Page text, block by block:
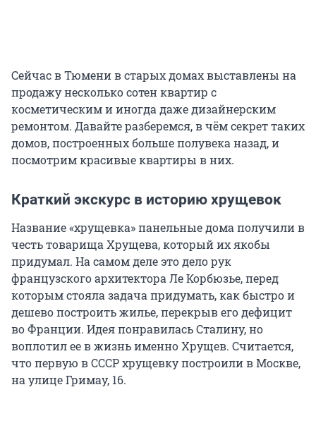
Сейчас в Тюмени в старых домах выставлены на
продажу несколько сотен квартир с
косметическим и иногда даже дизайнерским
ремонтом. Давайте разберемся, в чём секрет таких
домов, построенных больше полувека назад, и
посмотрим красивые квартиры в них.
Краткий экскурс в историю хрущевок
Название «хрущевка» панельные дома получили в
честь товарища Хрущева, который их якобы
придумал. На самом деле это дело рук
французского архитектора Ле Корбюзье, перед
которым стояла задача придумать, как быстро и
дешево построить жилье, перекрыв его дефицит
во Франции. Идея понравилась Сталину, но
воплотил ее в жизнь именно Хрущев. Считается,
что первую в СССР хрущевку построили в Москве,
на улице Гримау, 16.